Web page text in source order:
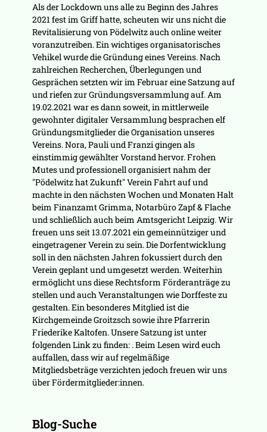
Als der Lockdown uns alle zu Beginn des Jahres
2021 fest im Griff hatte, scheuten wir uns nicht die
Revitalisierung von Pödelwitz auch online weiter
voranzutreiben. Ein wichtiges organisatorisches
Vehikel wurde die Gründung eines Vereins. Nach
zahlreichen Recherchen, Überlegungen und
Gesprächen setzten wir im Februar eine Satzung auf
und riefen zur Gründungsversammlung auf. Am
19.02.2021 war es dann soweit, in mittlerweile
gewohnter digitaler Versammlung besprachen elf
Gründungsmitglieder die Organisation unseres
Vereins. Nora, Pauli und Franzi gingen als
einstimmig gewählter Vorstand hervor. Frohen
Mutes und professionell organisiert nahm der
"Pödelwitz hat Zukunft" Verein Fahrt auf und
machte in den nächsten Wochen und Monaten Halt
beim Finanzamt Grimma, Notarbüro Zapf & Flache
und schließlich auch beim Amtsgericht Leipzig. Wir
freuen uns seit 13.07.2021 ein gemeinnütziger und
eingetragener Verein zu sein. Die Dorfentwicklung
soll in den nächsten Jahren fokussiert durch den
Verein geplant und umgesetzt werden. Weiterhin
ermöglicht uns diese Rechtsform Förderanträge zu
stellen und auch Veranstaltungen wie Dorffeste zu
gestalten. Ein besonderes Mitglied ist die
Kirchgemeinde Groitzsch sowie ihre Pfarrerin
Friederike Kaltofen. Unsere Satzung ist unter
folgenden Link zu finden: . Beim Lesen wird euch
auffallen, dass wir auf regelmäßige
Mitgliedsbeträge verzichten jedoch freuen wir uns
über Fördermitglieder:innen.
Blog-Suche